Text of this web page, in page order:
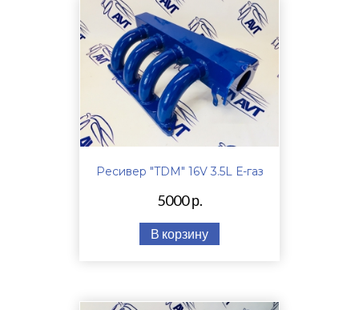
Ресивер "TDM" 16V 3.5L Е-газ
5000 р.
В корзину